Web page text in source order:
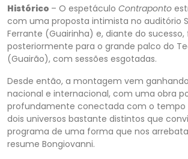
Histórico – O espetáculo Contraponto
com uma proposta intimista no auditório
Ferrante (Guairinha) e, diante do sucesso,
posteriormente para o grande palco do
(Guairão), com sessões esgotadas.
Desde então, a montagem vem
nacional e internacional, com uma obra
profundamente conectada com o tempo
dois universos bastante distintos que
programa de uma forma que nos
resume Bongiovanni.